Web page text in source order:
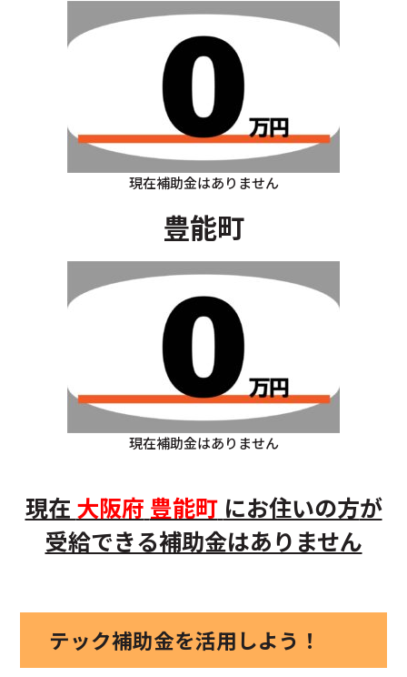
現在補助金はありません
豊能町
現在補助金はありません
現在 大阪府 豊能町 にお住いの方が
受給できる補助金はありません
テック補助金を活用しよう！